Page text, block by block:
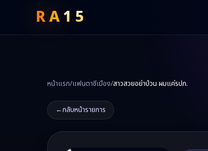
RA15
หน้าแรก/แฟนตาซีเมือง/สาวสวยอย่าป่วน ผมแค่รปภ.
←กลับหน้ารายการ